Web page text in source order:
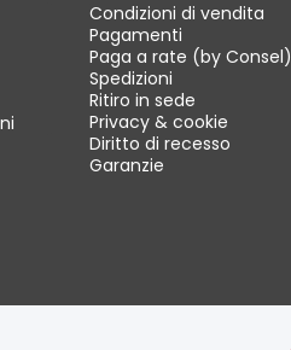
Condizioni di vendita
Pagamenti
Paga a rate (by Consel)
Spedizioni
Ritiro in sede
Privacy & cookie
Diritto di recesso
Garanzie